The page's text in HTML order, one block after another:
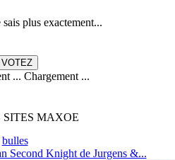
sais plus exactement...
Chargement ...
SITES MAXOE
bulles
Second Knight de Jurgens &...